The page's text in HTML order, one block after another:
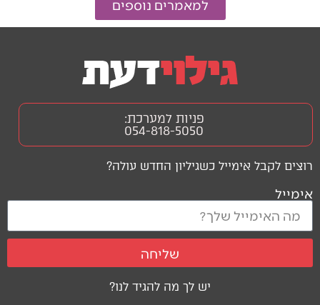
למאמרים נוספים
יש לך מה להגיד לנו?
רוצים לקבל אימייל כשגיליון החדש עולה?
אימייל
שליחה
פניות למערכת:
054-818-5050